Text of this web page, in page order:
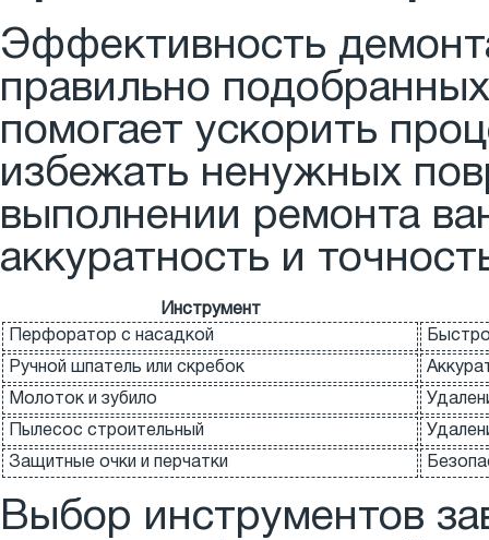
Эффективность
правильно
помогает ускорить
избежать ненужных
выполнении ремонта
аккуратность и
Инструмент
Перфоратор с насадкой
Ручной шпатель или скребок
Молоток и зубило
Пылесос строительный
Защитные очки и перчатки
Выбор инструментов